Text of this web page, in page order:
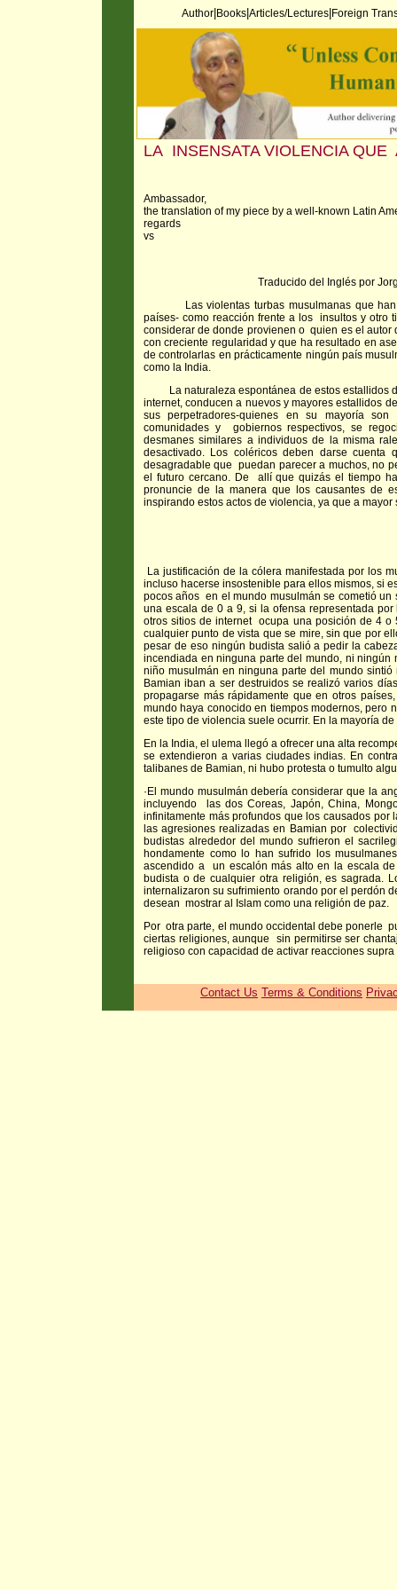
Author Books Articles/Lectures Foreign
LA INSENSATA VIOLENCIA
Ambassador,
the translation of my piece by a well-known Latin
regards
vs
Traducido del Inglés por Jorge
Las violentas turbas musulmanas que han
países- como reacción frente a los insultos y
considerar de donde provienen o quien es el autor
con creciente regularidad y que ha resultado en
de controlarlas en prácticamente ningún país
como la India.
La naturaleza espontánea de estos estallidos
internet, conducen a nuevos y mayores estallidos
sus perpetradores-quienes en su mayoría
comunidades y gobiernos respectivos, se
desmanes similares a individuos de la misma
desactivado. Los coléricos deben darse cuenta
desagradable que puedan parecer a muchos, no
el futuro cercano. De allí que quizás el tiempo
pronuncie de la manera que los causantes de
inspirando estos actos de violencia, ya que a
La justificación de la cólera manifestada por los
incluso hacerse insostenible para ellos mismos, si
pocos años en el mundo musulmán se cometió
una escala de 0 a 9, si la ofensa representada
otros sitios de internet ocupa una posición de 4
cualquier punto de vista que se mire, sin que por
pesar de eso ningún budista salió a pedir la
incendiada en ninguna parte del mundo, ni ningún
niño musulmán en ninguna parte del mundo
Bamian iban a ser destruidos se realizó varios
propagarse más rápidamente que en otros
mundo haya conocido en tiempos modernos, pero
este tipo de violencia suele ocurrir. En la mayoría
En la India, el ulema llegó a ofrecer una alta
se extendieron a varias ciudades indias. En
talibanes de Bamian, ni hubo protesta o tumulto
·El mundo musulmán debería considerar que la
incluyendo las dos Coreas, Japón, China,
infinitamente más profundos que los causados
las agresiones realizadas en Bamian por
budistas alrededor del mundo sufrieron el
hondamente como lo han sufrido los
ascendido a un escalón más alto en la escala
budista o de cualquier otra religión, es sagrada.
internalizaron su sufrimiento orando por el perdón
desean mostrar al Islam como una religión de paz.
Por otra parte, el mundo occidental debe ponerle
ciertas religiones, aunque sin permitirse ser
religioso con capacidad de activar reacciones
Contact Us Terms & Conditions